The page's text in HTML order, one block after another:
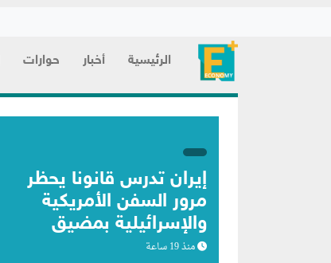
الرئيسية أخبار حوارات
إيران تدرس قانوناً يحظر
مرور السفن الأمريكية
والإسرائيلية بمضيق
هرمز
منذ 19 ساعة